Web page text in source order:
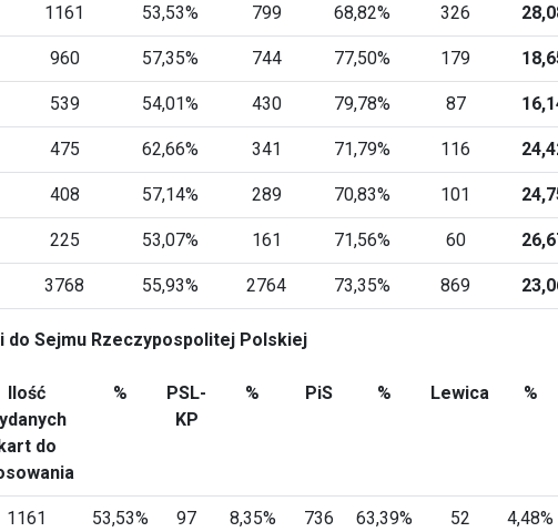
1161 53,53% 799 68,82% 326
960 57,35% 744 77,50% 179
539 54,01% 430 79,78% 87
475 62,66% 341 71,79% 116
408 57,14% 289 70,83% 101
225 53,07% 161 71,56% 60
3768 55,93% 2764 73,35% 869
do Sejmu Rzeczypospolitej Polskiej
Ilość
do
%
PSL-
KP
% PiS % Lewica %
1161 53,53% 97 8,35% 736 63,39% 52 4,48%